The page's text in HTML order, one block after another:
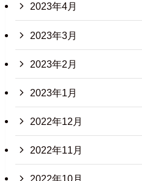
2023年4月
2023年3月
2023年2月
2023年1月
2022年12月
2022年11月